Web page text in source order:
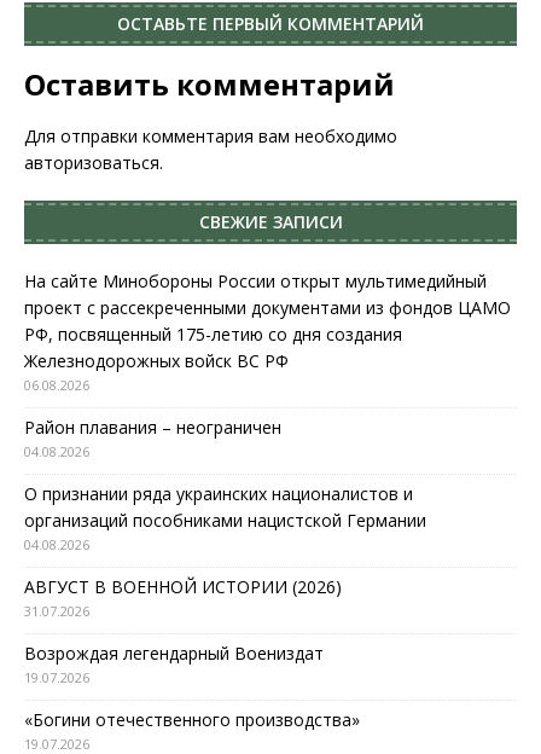
ОСТАВЬТЕ ПЕРВЫЙ КОММЕНТАРИЙ
Оставить комментарий
Для отправки комментария вам необходимо
авторизоваться.
СВЕЖИЕ ЗАПИСИ
На сайте Минобороны России открыт мультимедийный
проект с рассекреченными документами из фондов ЦАМО
РФ, посвященный 175-летию со дня создания
Железнодорожных войск ВС РФ
06.08.2026
Район плавания – неограничен
04.08.2026
О признании ряда украинских националистов и
организаций пособниками нацистской Германии
04.08.2026
АВГУСТ В ВОЕННОЙ ИСТОРИИ (2026)
31.07.2026
Возрождая легендарный Воениздат
19.07.2026
«Богини отечественного производства»
19.07.2026